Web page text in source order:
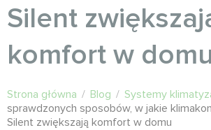
Silent
komfort w
Strona główna / Blog / Systemy
sprawdzonych sposobów, w jakie
Silent zwiększają komfort w domu